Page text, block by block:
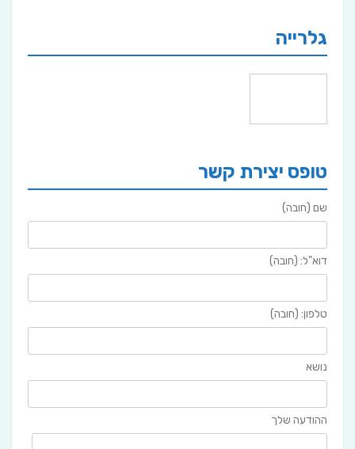
גלרייה
טופס יצירת קשר
שם (חובה)
דוא"ל: (חובה)
טלפון: (חובה)
נושא
ההודעה שלך